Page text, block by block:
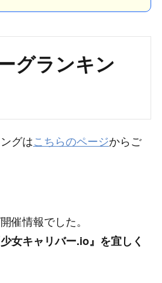
グランキン
グはこちらのページからご
催情報でした。
女キャリバー.io』を宜しく